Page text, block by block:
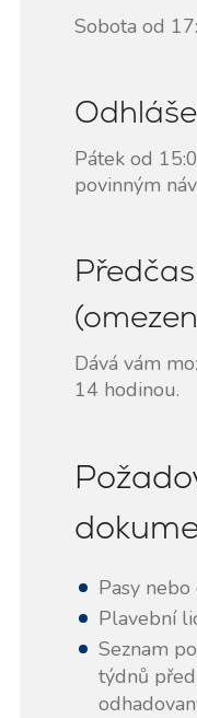
Sobota od
Pátek od
povinným
Dává vám
14 hodinou.
Pasy
Plavební
Seznam
týdnů